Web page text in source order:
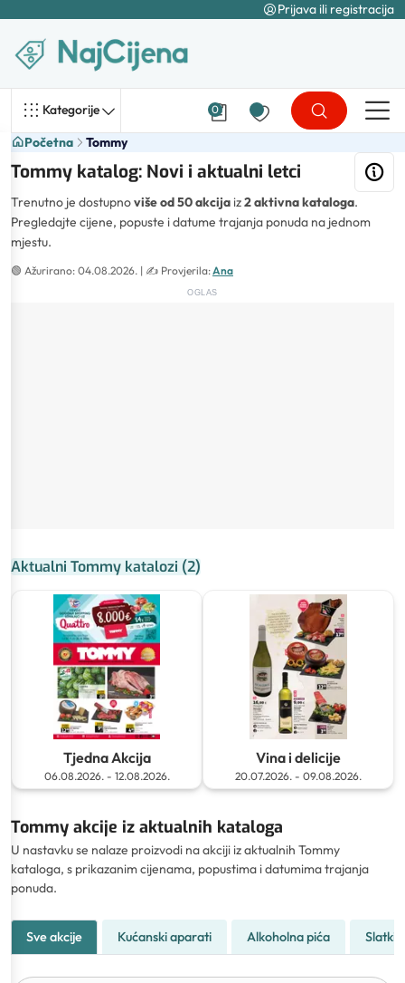
Prijava ili registracija
Kategorije 0
Početna Tommy
Tommy katalog: Novi i aktualni letci
Trenutno je dostupnoviše od 50 akcija iz2 aktivna kataloga.
Pregledajte cijene, popuste i datume trajanja ponuda na jednom
mjestu.
🟢 Ažurirano: 04.08.2026. | ✍️ Provjerila:Ana
OGLAS
Aktualni Tommy katalozi (2)
Tjedna Akcija
06.08.2026. - 12.08.2026.
Vina i delicije
20.07.2026. - 09.08.2026.
Tommy akcije iz aktualnih kataloga
U nastavku se nalaze proizvodi na akciji iz aktualnih Tommy
kataloga, s prikazanim cijenama, popustima i datumima trajanja
ponuda.
Sve akcije Kućanski aparati Alkoholna pića